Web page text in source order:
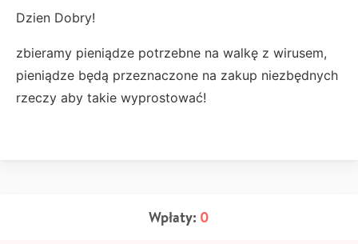
Dzien Dobry!
zbieramy pieniądze potrzebne na walkę z wirusem,
pieniądze będą przeznaczone na zakup niezbędnych
rzeczy aby takie wyprostować!
Wpłaty: 0